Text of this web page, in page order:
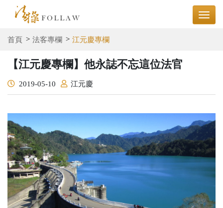
首頁 法客專欄 江元慶專欄
【江元慶專欄】他永誌不忘這位法官
2019-05-10 江元慶